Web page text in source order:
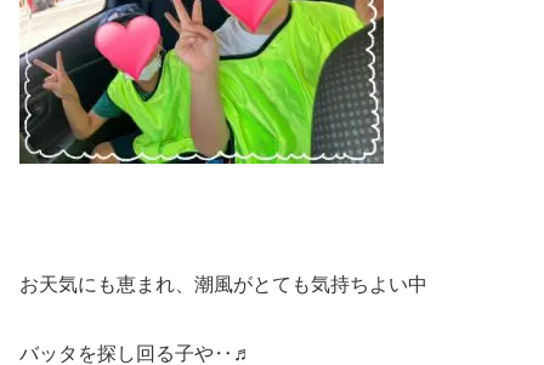
お天気にも恵まれ、潮風がとても気持ちよい中
バッタを探し回る子や‥♬